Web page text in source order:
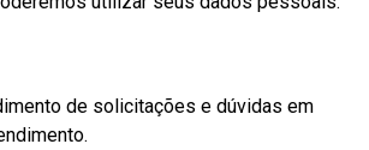
de solicitações e dúvidas em